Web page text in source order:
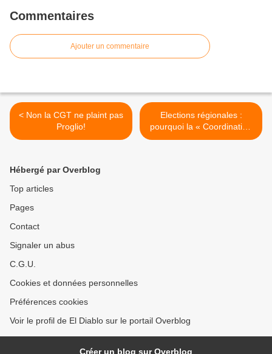
Commentaires
Ajouter un commentaire
< Non la CGT ne plaint pas
Proglio!
Elections régionales :
pourquoi la « Coordination
Communiste 59/62 »
Hébergé par Overblog
Top articles
Pages
Contact
Signaler un abus
C.G.U.
Cookies et données personnelles
Préférences cookies
Voir le profil de El Diablo sur le portail Overblog
Créer un blog sur Overblog